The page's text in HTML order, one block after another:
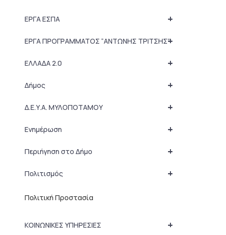
+
ΕΡΓΑ ΕΣΠΑ
+
ΕΡΓΑ ΠΡΟΓΡΑΜΜΑΤΟΣ “ΑΝΤΩΝΗΣ ΤΡΙΤΣΗΣ”
+
ΕΛΛΑΔΑ 2.0
+
Δήμος
+
Δ.Ε.Υ.Α. ΜΥΛΟΠΟΤΑΜΟΥ
+
Ενημέρωση
+
Περιήγηση στο Δήμο
+
Πολιτισμός
Πολιτική Προστασία
+
ΚΟΙΝΩΝΙΚΕΣ ΥΠΗΡΕΣΙΕΣ